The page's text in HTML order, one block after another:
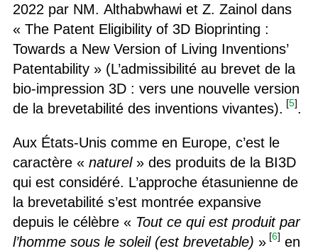
2022 par NM. Althabwhawi et Z. Zainol dans
« The Patent Eligibility of 3D Bioprinting :
Towards a New Version of Living Inventions’
Patentability » (L’admissibilité au brevet de la
bio-impression 3D : vers une nouvelle version
de la brevetabilité des inventions vivantes). [5].
Aux États-Unis comme en Europe, c’est le
caractère « naturel» des produits de la BI3D
qui est considéré. L’approche étasunienne de
la brevetabilité s’est montrée expansive
depuis le célèbre « Tout ce qui est produit par
l’homme sous le soleil (est brevetable) » [6] en